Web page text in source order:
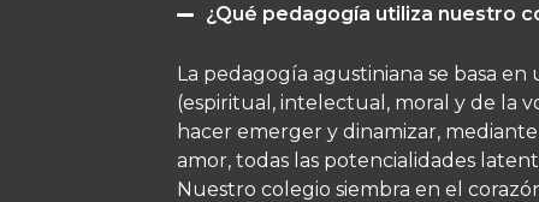
¿Qué pedagogía utiliza nuestro
La pedagogía agustiniana se basa en
(espiritual, intelectual, moral y de la
hacer emerger y dinamizar,
amor, todas las potencialidades
Nuestro colegio siembra en el